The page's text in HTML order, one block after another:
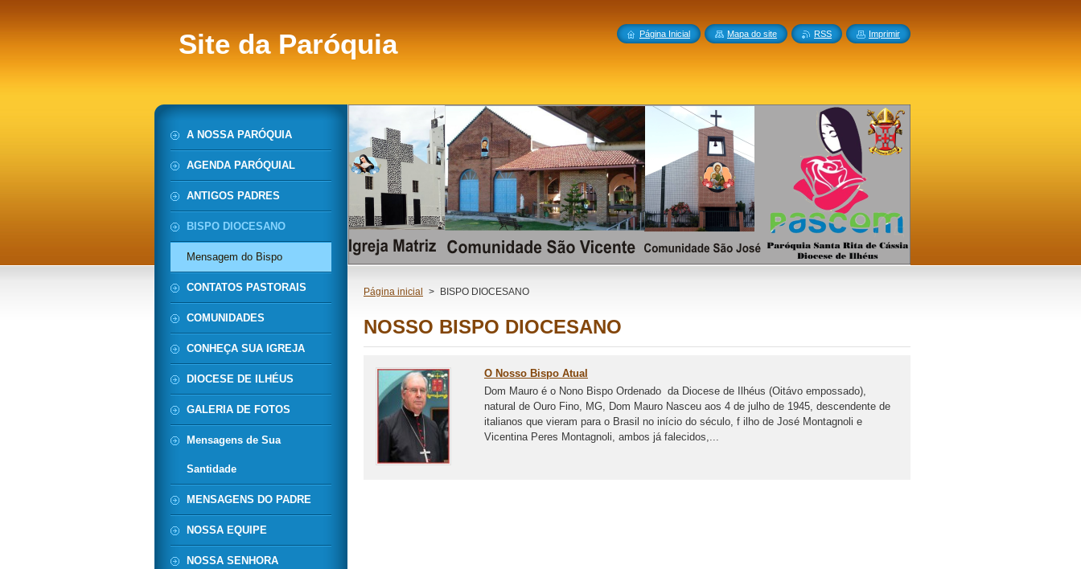
Site da Paróquia
Página inicial > BISPO DIOCESANO
NOSSO BISPO DIOCESANO
O Nosso Bispo Atual
Dom Mauro é o Nono Bispo Ordenado da Diocese de Ilhéus (Oitávo empossado),
natural de Ouro Fino, MG, Dom Mauro Nasceu aos 4 de julho de 1945, descendente de
italianos que vieram para o Brasil no início do século, f ilho de José Montagnoli e
Vicentina Peres Montagnoli, ambos já falecidos,...
A NOSSA PARÓQUIA
AGENDA PARÓQUIAL
ANTIGOS PADRES
BISPO DIOCESANO
Mensagem do Bispo
CONTATOS PASTORAIS
COMUNIDADES
CONHEÇA SUA IGREJA
DIOCESE DE ILHÉUS
GALERIA DE FOTOS
Mensagens de Sua
Santidade
MENSAGENS DO PADRE
NOSSA EQUIPE
NOSSA SENHORA
Página Inicial Mapa do site RSS Imprimir